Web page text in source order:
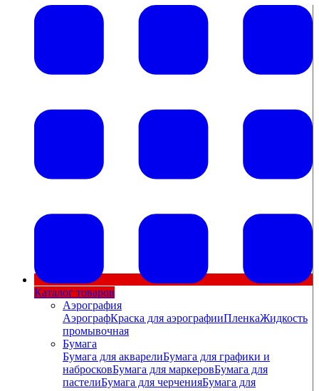
Каталог товаров
Аэрография
АэрографКраска для аэрографииПленкаЖидкость
промывочная
Бумага
Бумага для акварелиБумага для графики и
набросковБумага для маркеровБумага для
пастелиБумага для черченияБумага для